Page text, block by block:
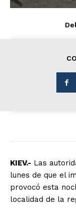
KIEV.- Las
lunes de que el
provocó esta
localidad de la